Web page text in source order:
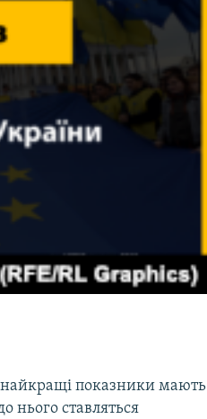
найкращі показники мають
нього ставляться